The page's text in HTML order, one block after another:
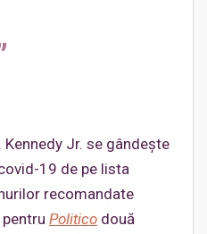
Kennedy Jr. se gândește
19 de pe lista
recomandate
Politico două